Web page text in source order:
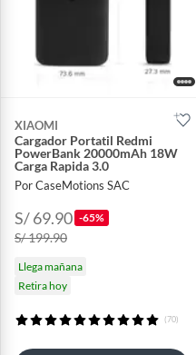
XIAOMI
Cargador Portatil Redmi
PowerBank 20000mAh 18W
Carga Rapida 3.0
Por CaseMotions SAC
S/ 69.90 -65%
S/ 199.90
Llega mañana
Retira hoy
(70)